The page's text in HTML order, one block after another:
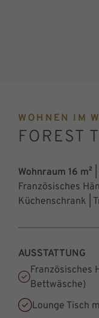
WOHNEN IM
FOREST
Wohnraum 16 m²
Französisches
Küchenschrank |
AUSSTATTUNG
Französisches
Bettwäsche)
Lounge Tisch